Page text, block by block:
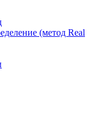
(метод Real